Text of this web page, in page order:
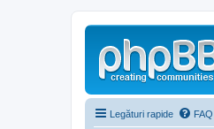
Legături rapide FAQ